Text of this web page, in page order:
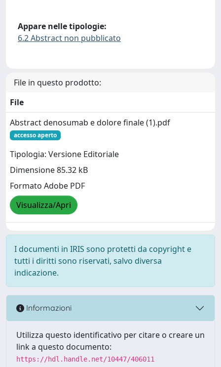
Appare nelle tipologie:
6.2 Abstract non pubblicato
File in questo prodotto:
File
Abstract denosumab e dolore finale (1).pdf
accesso aperto
Tipologia: Versione Editoriale
Dimensione 85.32 kB
Formato Adobe PDF
Visualizza/Apri
I documenti in IRIS sono protetti da copyright e
tutti i diritti sono riservati, salvo diversa
indicazione.
Informazioni
Utilizza questo identificativo per citare o creare un
link a questo documento:
https://hdl.handle.net/10447/406011